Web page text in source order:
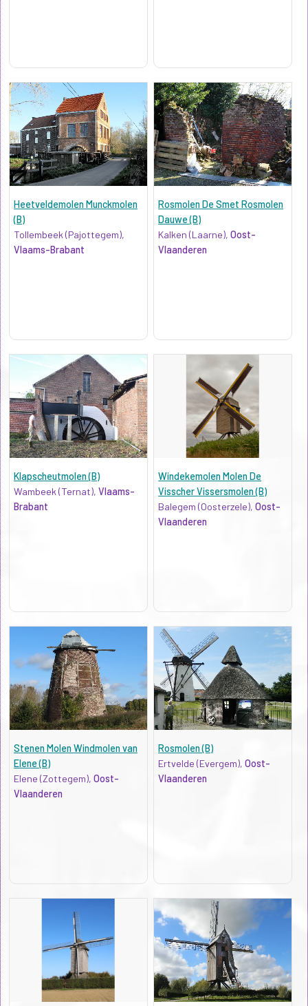
Heetveldemolen Munckmolen
(B)
Tollembeek (Pajottegem),
Vlaams-Brabant
Rosmolen De Smet Rosmolen
Dauwe (B)
Kalken (Laarne),Oost-
Vlaanderen
Klapscheutmolen (B)
Wambeek (Ternat), Vlaams-
Brabant
Windekemolen Molen De
Visscher Vissersmolen (B)
Balegem (Oosterzele),Oost-
Vlaanderen
Stenen Molen Windmolen van
Elene (B)
Elene (Zottegem), Oost-
Vlaanderen
Rosmolen (B)
Ertvelde (Evergem),Oost-
Vlaanderen